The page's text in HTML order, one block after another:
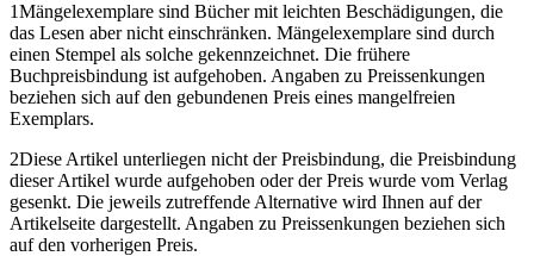
1Mängelexemplare sind Bücher mit leichten Beschädigungen, die
das Lesen aber nicht einschränken. Mängelexemplare sind durch
einen Stempel als solche gekennzeichnet. Die frühere
Buchpreisbindung ist aufgehoben. Angaben zu Preissenkungen
beziehen sich auf den gebundenen Preis eines mangelfreien
Exemplars.
2Diese Artikel unterliegen nicht der Preisbindung, die Preisbindung
dieser Artikel wurde aufgehoben oder der Preis wurde vom Verlag
gesenkt. Die jeweils zutreffende Alternative wird Ihnen auf der
Artikelseite dargestellt. Angaben zu Preissenkungen beziehen sich
auf den vorherigen Preis.